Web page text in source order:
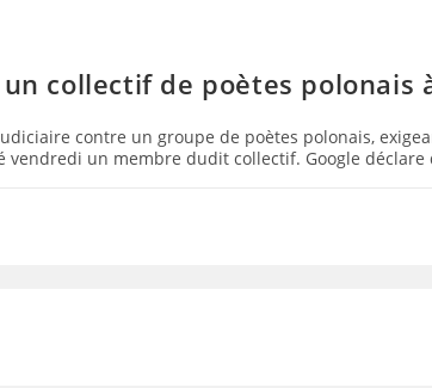
collectif de poètes polonais
contre un groupe de poètes polonais,
vendredi un membre dudit collectif. Google déclare